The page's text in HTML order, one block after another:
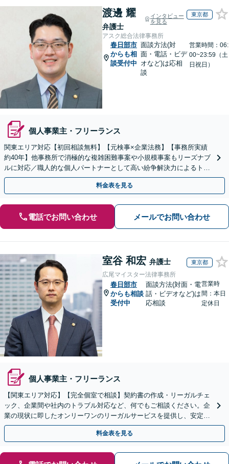
渡邊 耀
弁護士
インタビュー
を見る
東京都
アスク総合法律事務所
春日部市
からも相
談受付中
面談方法(対
面・電話・ビデ
オなど)は応相
談
営業時間：06:
00~23:59（土
日祝日）
個人事業主・フリーランス
関東エリア対応【初回相談無料】【元検事×企業法務】【事務所実績
約40年】他事務所で消極的な複雑困難事案や小規模事案もリーズナブ
ルに対応／職人的な個人パートナーとして高い紛争解決力によるトー
タルサポート【顧問契約OK】【オンライン面談対応】
料金表を見る
電話でお問い合わせ メールでお問い合わせ
室谷 和宏 弁護士 東京都
広尾マイスター法律事務所
春日部市
からも相談
受付中
面談方法(対面・電
話・ビデオなど)は
応相談
営業時
間：本日
定休日
個人事業主・フリーランス
【関東エリア対応】【完全個室で相談】契約書の作成・リーガルチェ
ック、企業間や社内のトラブル対応など、何でもご相談ください。企
業の現状に即したオンリーワンのリーガルサービスを提供し、安定し
た経営をサポートいたします。【電話・WEB面談可】
料金表を見る